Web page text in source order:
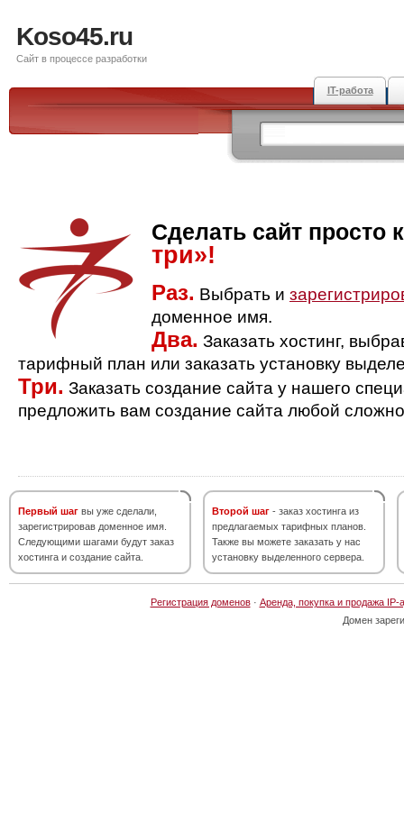
Koso45.ru
Сайт в процессе разработки
IT-работа
Сделать сайт просто
три»!
Раз. Выбрать и
доменное имя.
Два. Заказать хостинг,
тарифный план или заказать установку
Три. Заказать создание сайта у нашего
предложить вам создание сайта любой
Первый шаг вы уже сделали,
зарегистрировав доменное имя.
Следующими шагами будут заказ
хостинга и создание сайта.
Второй шаг - заказ хостинга из
предлагаемых тарифных планов.
Также вы можете заказать у нас
установку выделенного сервера.
Регистрация доменов· Аренда, покупка и продажа IP-
Домен